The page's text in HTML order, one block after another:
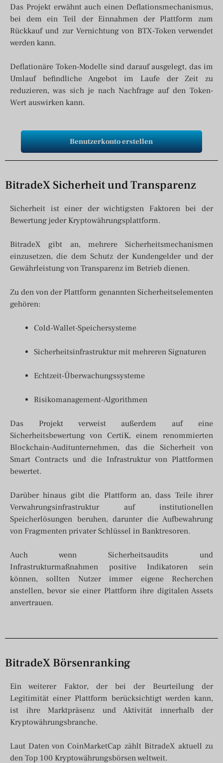
Das Projekt erwähnt auch einen Deflationsmechanismus,
bei dem ein Teil der Einnahmen der Plattform zum
Rückkauf und zur Vernichtung von BTX-Token verwendet
werden kann.
Deflationäre Token-Modelle sind darauf ausgelegt, das im
Umlauf befindliche Angebot im Laufe der Zeit zu
reduzieren, was sich je nach Nachfrage auf den Token-
Wert auswirken kann.
Benutzerkonto erstellen
BitradeX Sicherheit und Transparenz
Sicherheit ist einer der wichtigsten Faktoren bei der
Bewertung jeder Kryptowährungsplattform.
BitradeX gibt an, mehrere Sicherheitsmechanismen
einzusetzen, die dem Schutz der Kundengelder und der
Gewährleistung von Transparenz im Betrieb dienen.
Zu den von der Plattform genannten Sicherheitselementen
gehören:
Cold-Wallet-Speichersysteme
Sicherheitsinfrastruktur mit mehreren Signaturen
Echtzeit-Überwachungssysteme
Risikomanagement-Algorithmen
Das Projekt verweist außerdem auf eine
Sicherheitsbewertung von CertiK, einem renommierten
Blockchain-Auditunternehmen, das die Sicherheit von
Smart Contracts und die Infrastruktur von Plattformen
bewertet.
Darüber hinaus gibt die Plattform an, dass Teile ihrer
Verwahrungsinfrastruktur auf institutionellen
Speicherlösungen beruhen, darunter die Aufbewahrung
von Fragmenten privater Schlüssel in Banktresoren.
Auch wenn Sicherheitsaudits und
Infrastrukturmaßnahmen positive Indikatoren sein
können, sollten Nutzer immer eigene Recherchen
anstellen, bevor sie einer Plattform ihre digitalen Assets
anvertrauen.
BitradeX Börsenranking
Ein weiterer Faktor, der bei der Beurteilung der
Legitimität einer Plattform berücksichtigt werden kann,
ist ihre Marktpräsenz und Aktivität innerhalb der
Kryptowährungsbranche.
Laut Daten von CoinMarketCap zählt BitradeX aktuell zu
den Top 100 Kryptowährungsbörsen weltweit.